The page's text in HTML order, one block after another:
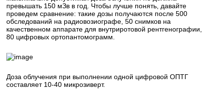
превышать 150 мЗв в год. Чтобы лучше понять, давайте
проведем сравнение: такие дозы получаются после 500
обследований на радиовозиографе, 50 снимков на
качественном аппарате для внутриротовой рентгенографии,
80 цифровых ортопантомограмм.
Доза облучения при выполнении одной цифровой ОПТГ
составляет 10-40 микрозиверт.